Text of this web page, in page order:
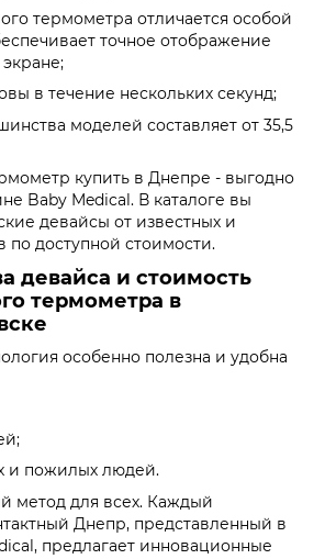
термометра отличается особой
точное отображение
экране;
в течение нескольких секунд;
моделей составляет от 35,5
купить в Днепре - выгодно
Baby Medical. В каталоге вы
девайсы от известных и
по доступной стоимости.
девайса и стоимость
термометра в
особенно полезна и удобна
и пожилых людей.
метод для всех. Каждый
Днепр, представленный в
предлагает инновационные